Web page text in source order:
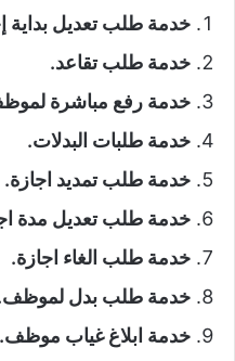
خدمة طلب تعديل بداية
خدمة طلب تقاعد.
خدمة رفع مباشرة
خدمة طلبات البدلات.
خدمة طلب تمديد اجازة.
خدمة طلب تعديل مدة
خدمة طلب الغاء اجازة.
خدمة طلب بدل
خدمة ابلاغ غياب موظف.